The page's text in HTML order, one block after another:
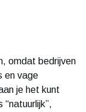
omdat bedrijven
en vage
je het kunt